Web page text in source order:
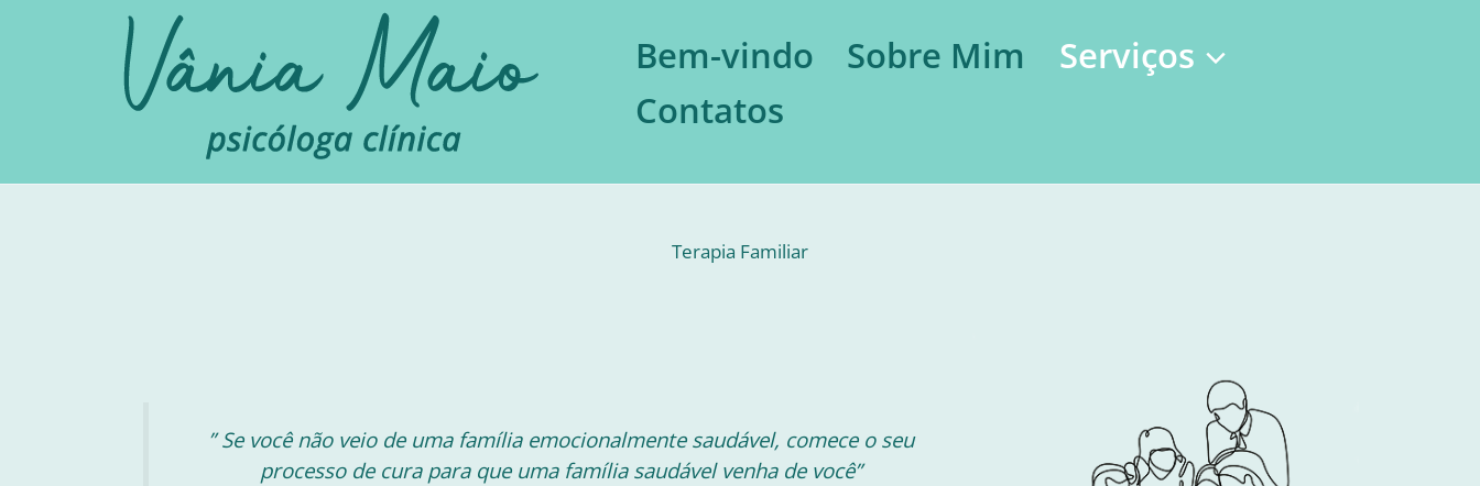
Bem-vindo Sobre Mim
Serviços
Contatos
Terapia Familiar
” Se você não veio de uma família emocionalmente saudável, comece o seu
processo de cura para que uma família saudável venha de você”